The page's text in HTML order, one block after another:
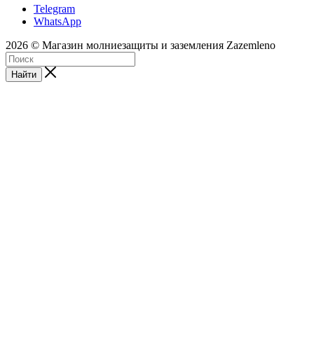
Telegram
WhatsApp
2026 © Магазин молниезащиты и заземления Zazemleno
Найти